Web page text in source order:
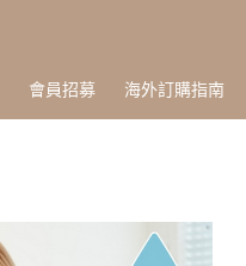
會員招募 海外訂購指南